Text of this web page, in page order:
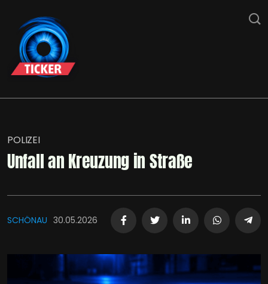
POLIZEI
Unfall an Kreuzung in Straße
SCHÖNAU 30.05.2026